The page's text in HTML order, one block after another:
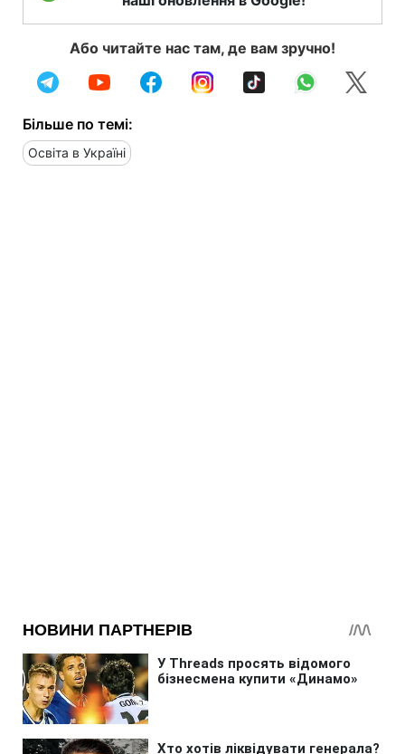
Або читайте нас там, де вам зручно!
Більше по темі:
Освіта в Україні